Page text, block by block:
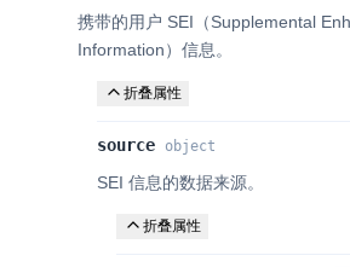
携带的用户 SEI（Supplemental
Information）信息。
折叠属性
source object
SEI 信息的数据来源。
折叠属性